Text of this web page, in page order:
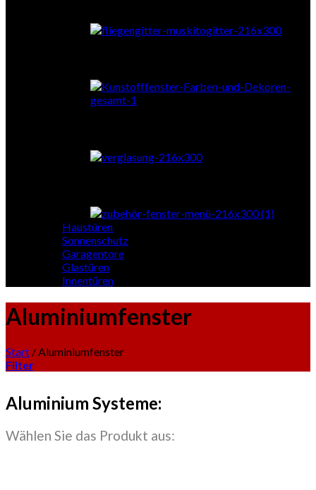
Haustüren
Sonnenschutz
Garagentore
Glastüren
Innentüren
Aluminiumfenster
Start /Aluminiumfenster
Filter
Aluminium Systeme:
Wählen Sie das Produkt aus: